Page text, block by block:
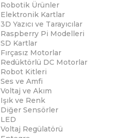
Robotik Ürünler
Elektronik Kartlar
3D Yazıcı ve Tarayıcılar
Raspberry Pi Modelleri
SD Kartlar
Fırçasız Motorlar
Redüktörlü DC Motorlar
Robot Kitleri
Ses ve Amfi
Voltaj ve Akım
Işık ve Renk
Diğer Sensörler
LED
Voltaj Regülatörü